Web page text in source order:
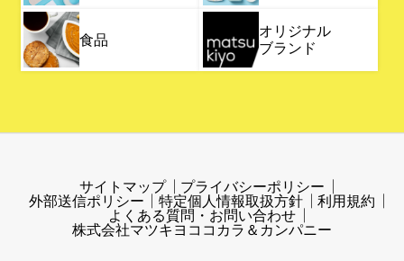
食品
オリジナル
ブランド
サイトマップ
プライバシーポリシー
外部送信ポリシー
特定個人情報取扱方針
利用規約
よくある質問・お問い合わせ
株式会社マツキヨココカラ＆カンパニー